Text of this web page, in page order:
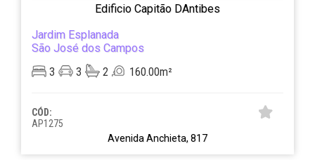
Edificio Capitão DAntibes
Jardim Esplanada
São José dos Campos
3
3 2 160.00m²
CÓD:
AP1275
Avenida Anchieta, 817